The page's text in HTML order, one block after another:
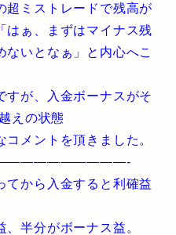
超ミストレードで残高が
はぁ、まずはマイナス残
いとなぁ」と内心へこ
が、入金ボーナスがそ
えの状態
メントを頂きました。
てから入金すると利確益
半分がボーナス益。